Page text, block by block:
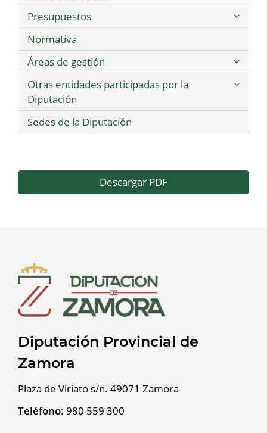
Presupuestos
Normativa
Áreas de gestión
Otras entidades participadas por la
Diputación
Sedes de la Diputación
Descargar PDF
Diputación Provincial de
Zamora
Plaza de Viriato s/n. 49071 Zamora
Teléfono: 980 559 300